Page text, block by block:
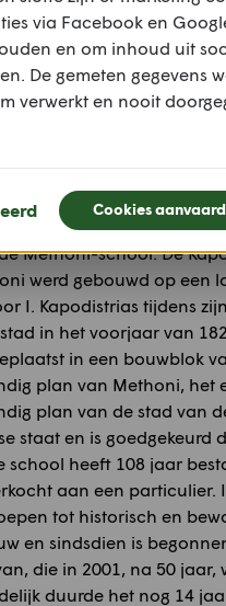
een
voor
van de wederzijdse
werd de methode van
overgenomen en werd de
in de Peloponnesos die is
met co-
Methoni-school. De
werd gebouwd op een
I. Kapodistrias tijdens
in het voorjaar van
in een bouwblok
plan van Methoni, het
plan van de stad van
staat en is goedgekeurd
school heeft 108 jaar
aan een particulier.
tot historisch en
en sindsdien is
die in 2001, na 50 jaar,
duurde het nog 14
via Facebook en
en om inhoud uit
De gemeten gegevens
verwerkt en nooit
Cookies